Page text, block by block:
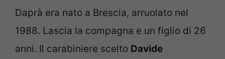
Daprà era nato a Brescia, arruolato nel
1988. Lascia la compagna e un figlio di 26
anni. Il carabiniere scelto Davide